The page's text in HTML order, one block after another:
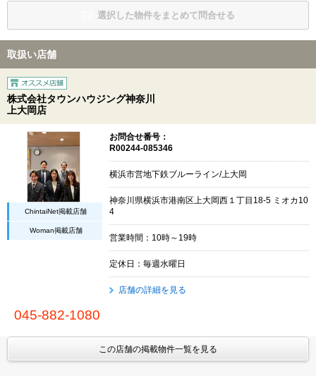
選択した物件をまとめて問合せる
取扱い店舗
株式会社タウンハウジング神奈川
上大岡店
ChintaiNet掲載店舗
Woman掲載店舗
お問合せ番号：
R00244-085346
横浜市営地下鉄ブルーライン/上大岡
神奈川県横浜市港南区上大岡西１丁目18-5 ミオカ10
4
営業時間：10時～19時
定休日：毎週水曜日
店舗の詳細を見る
045-882-1080
この店舗の掲載物件一覧を見る